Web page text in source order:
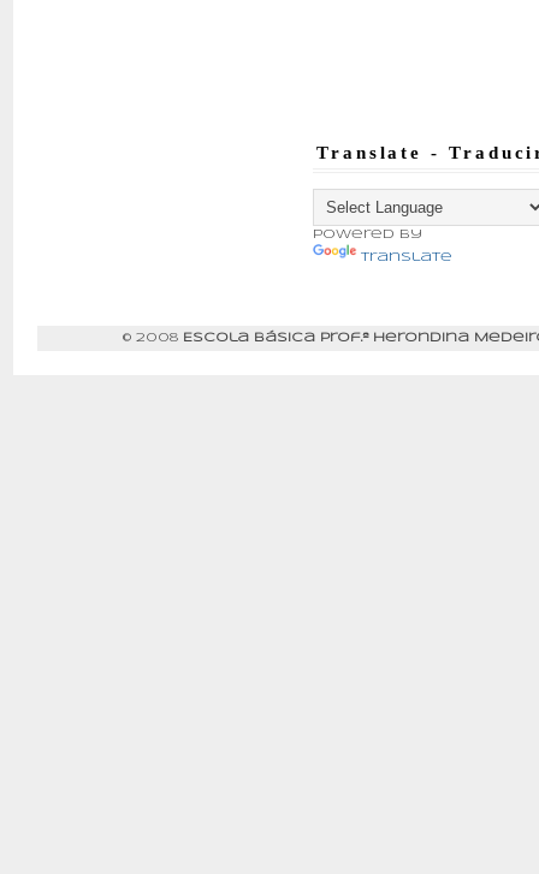
Translate -
Powered by
Translate
© 2008 Escola Básica Prof.ª Herondina